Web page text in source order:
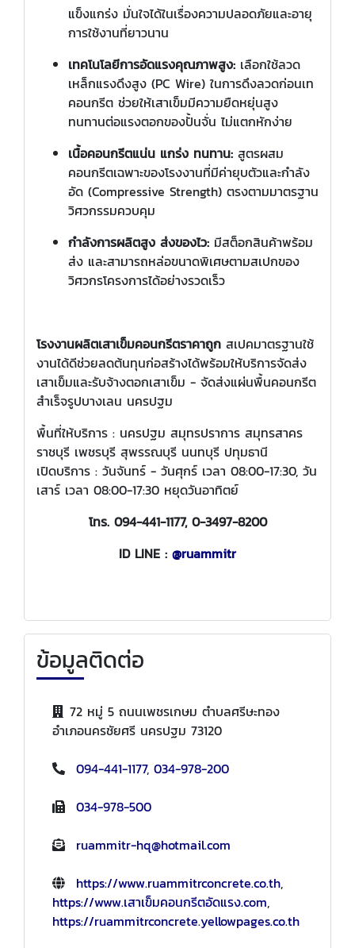
แข็งแกร่ง มั่นใจได้ในเรื่องความปลอดภัยและอายุ
การใช้งานที่ยาวนาน
เทคโนโลยีการอัดแรงคุณภาพสูง: เลือกใช้ลวด
เหล็กแรงดึงสูง (PC Wire) ในการดึงลวดก่อนเท
คอนกรีต ช่วยให้เสาเข็มมีความยืดหยุ่นสูง
ทนทานต่อแรงตอกของปั้นจั่น ไม่แตกหักง่าย
เนื้อคอนกรีตแน่น แกร่ง ทนทาน: สูตรผสม
คอนกรีตเฉพาะของโรงงานที่มีค่ายุบตัวและกำลัง
อัด (Compressive Strength) ตรงตามมาตรฐาน
วิศวกรรมควบคุม
กำลังการผลิตสูง ส่งของไว: มีสต็อกสินค้าพร้อม
ส่ง และสามารถหล่อขนาดพิเศษตามสเปกของ
วิศวกรโครงการได้อย่างรวดเร็ว
โรงงานผลิตเสาเข็มคอนกรีตราคาถูก สเปคมาตรฐานใช้
งานได้ดีช่วยลดต้นทุนก่อสร้างได้พร้อมให้บริการจัดส่ง
เสาเข็มและรับจ้างตอกเสาเข็ม - จัดส่งแผ่นพื้นคอนกรีต
สำเร็จรูปบางเลน นครปฐม
พื้นที่ให้บริการ : นครปฐม สมุทรปราการ สมุทรสาคร
ราชบุรี เพชรบุรี สุพรรณบุรี นนทบุรี ปทุมธานี
เปิดบริการ : วันจันทร์ - วันศุกร์ เวลา 08:00-17:30, วัน
เสาร์ เวลา 08:00-17:30 หยุดวันอาทิตย์
โทร. 094-441-1177, 0-3497-8200
ID LINE : @ruammitr
ข้อมูลติดต่อ
72 หมู่ 5 ถนนเพชรเกษม ตำบลศรีษะทอง
อำเภอนครชัยศรี นครปฐม 73120
094-441-1177, 034-978-200
034-978-500
ruammitr-hq@hotmail.com
https://www.ruammitrconcrete.co.th,
https://www.เสาเข็มคอนกรีตอัดแรง.com,
https://ruammitrconcrete.yellowpages.co.th